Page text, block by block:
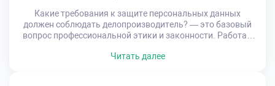
Какие требования к защите персональных данных
должен соблюдать делопроизводитель? — это базовый
вопрос профессиональной этики и законности. Работа с
информации сотрудников и клиентов. Нарушение
Читать далее